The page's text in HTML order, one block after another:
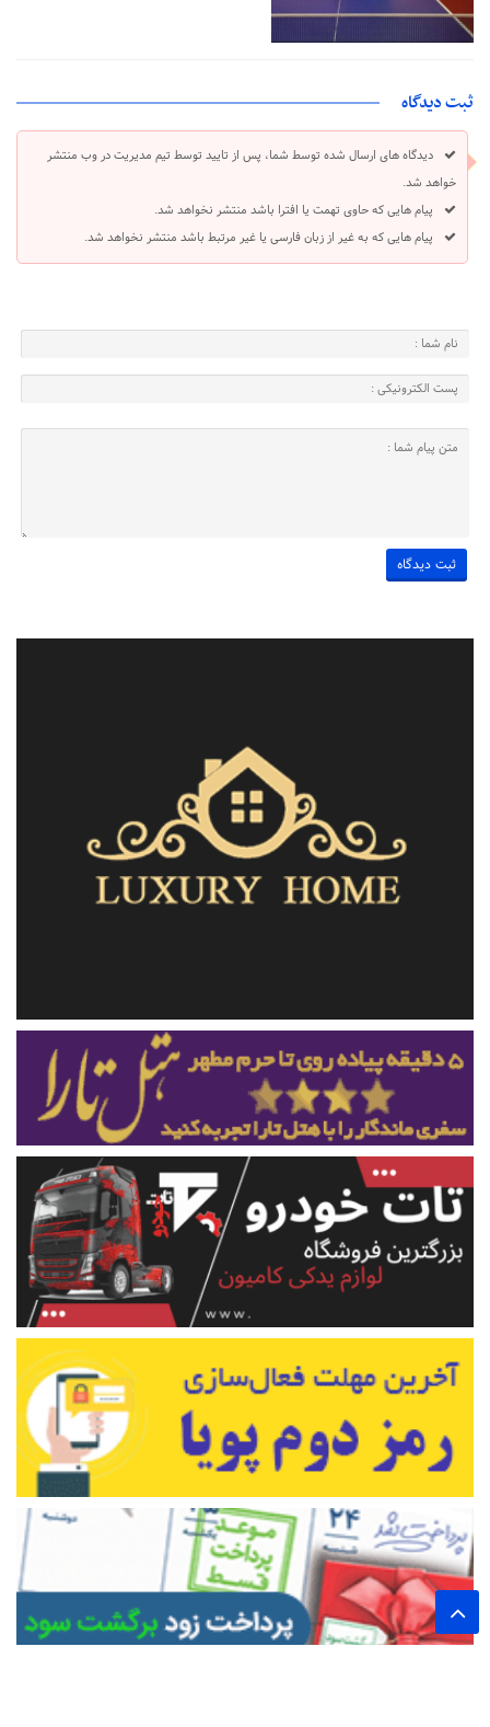
ثبت دیدگاه
دیدگاه های ارسال شده توسط شما، پس از تایید توسط تیم مدیریت در وب منتشر
خواهد شد.
پیام هایی که حاوی تهمت یا افترا باشد منتشر نخواهد شد.
پیام هایی که به غیر از زبان فارسی یا غیر مرتبط باشد منتشر نخواهد شد.